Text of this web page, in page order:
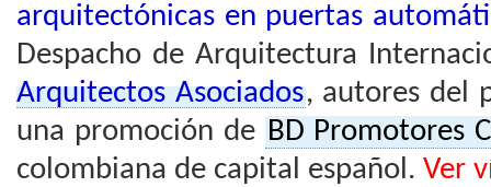
arquitectónicas en puertas
Despacho de Arquitectura
Arquitectos Asociados, autores del
una promoción de BD Promotores
colombiana de capital español. Ver